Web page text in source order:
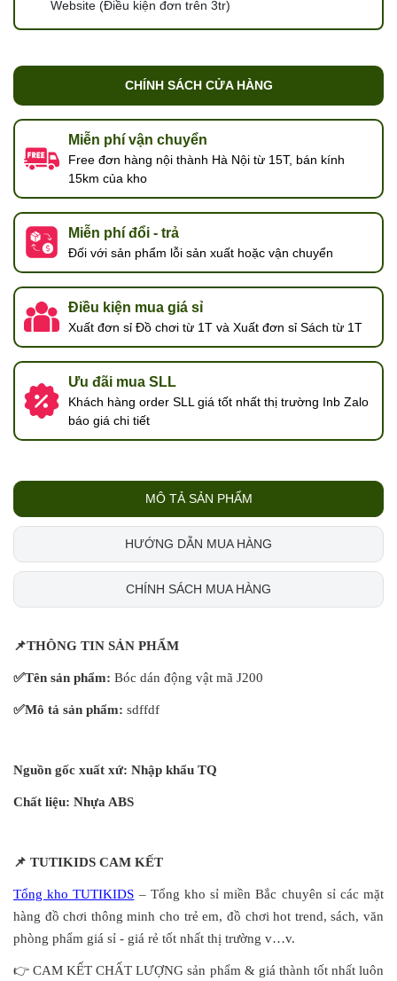
Website (Điều kiện đơn trên 3tr)
CHÍNH SÁCH CỬA HÀNG
Miễn phí vận chuyển
Free đơn hàng nội thành Hà Nội từ 15T, bán kính
15km của kho
Miễn phí đổi - trả
Đối với sản phẩm lỗi sản xuất hoặc vận chuyển
Điều kiện mua giá sỉ
Xuất đơn sỉ Đồ chơi từ 1T và Xuất đơn sỉ Sách từ 1T
Ưu đãi mua SLL
Khách hàng order SLL giá tốt nhất thị trường Inb Zalo
báo giá chi tiết
MÔ TẢ SẢN PHẨM
HƯỚNG DẪN MUA HÀNG
CHÍNH SÁCH MUA HÀNG
📌THÔNG TIN SẢN PHẨM
✅Tên sản phẩm: Bóc dán động vật mã J200
✅Mô tả sản phẩm: sdffdf
Nguồn gốc xuất xứ: Nhập khẩu TQ
Chất liệu: Nhựa ABS
📌 TUTIKIDS CAM KẾT
Tổng kho TUTIKIDS – Tổng kho sỉ miền Bắc chuyên sỉ các mặt
hàng đồ chơi thông minh cho trẻ em, đồ chơi hot trend, sách, văn
phòng phẩm giá sỉ - giá rẻ tốt nhất thị trường v…v.
👉CAM KẾT CHẤT LƯỢNG sản phẩm & giá thành tốt nhất luôn